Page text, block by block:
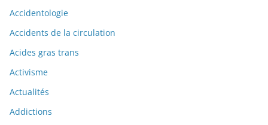
Accidentologie
Accidents de la circulation
Acides gras trans
Activisme
Actualités
Addictions